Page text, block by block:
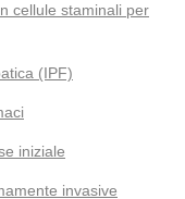
cellule staminali per
(IPF)
iniziale
invasive